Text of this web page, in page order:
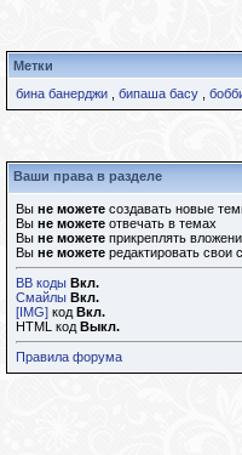
Метки
бина банерджи
бипаша басу
Ваши права в разделе
Вы не можете создавать новые
Вы не можете отвечать в темах
Вы не можете прикреплять
Вы не можете редактировать свои
BB коды Вкл.
Смайлы Вкл.
[IMG] код Вкл.
HTML код Выкл.
Правила форума